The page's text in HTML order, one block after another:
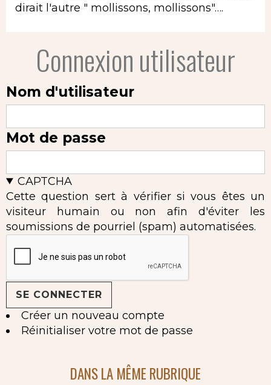
dirait l'autre " mollissons, mollissons"….
Connexion utilisateur
Nom d'utilisateur
Mot de passe
CAPTCHA
Cette question sert à vérifier si vous êtes un
visiteur humain ou non afin d'éviter les
soumissions de pourriel (spam) automatisées.
Créer un nouveau compte
Réinitialiser votre mot de passe
DANS LA MÊME RUBRIQUE